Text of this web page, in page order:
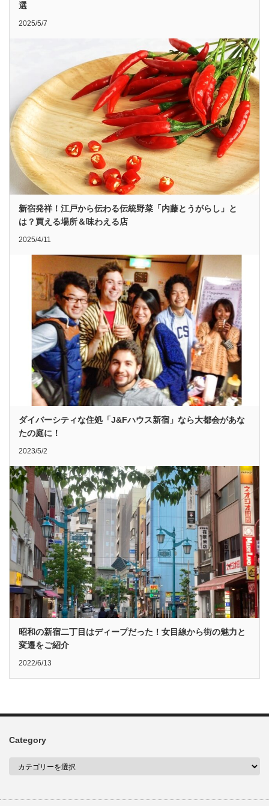
選
2025/5/7
新宿発祥！江戸から伝わる伝統野菜「内藤とうがらし」と
は？買える場所＆味わえる店
2025/4/11
ダイバーシティな住処「J&Fハウス新宿」なら大都会があな
たの庭に！
2023/5/2
昭和の新宿二丁目はディープだった！女目線から街の魅力と
変遷をご紹介
2022/6/13
Category